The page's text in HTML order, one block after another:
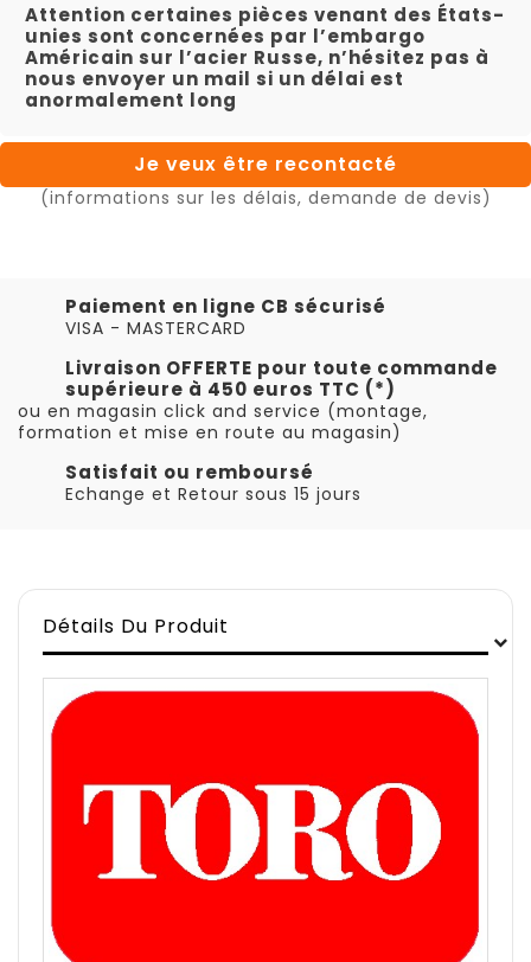
Attention certaines pièces venant des États-
unies sont concernées par l’embargo
Américain sur l’acier Russe, n’hésitez pas à
nous envoyer un mail si un délai est
anormalement long
Je veux être recontacté
(informations sur les délais, demande de devis)
Paiement en ligne CB sécurisé
VISA - MASTERCARD
Livraison OFFERTE pour toute commande
supérieure à 450 euros TTC (*)
ou en magasin click and service (montage,
formation et mise en route au magasin)
Satisfait ou remboursé
Echange et Retour sous 15 jours
Détails Du Produit